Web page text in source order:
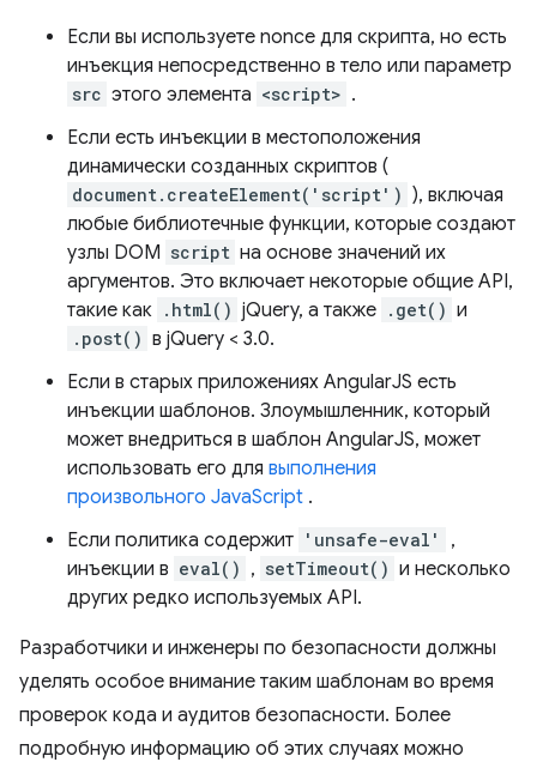
Если вы используете nonce для скрипта, но есть
инъекция непосредственно в тело или параметр
src этого элемента <script> .
Если есть инъекции в местоположения
динамически созданных скриптов (
document.createElement('script') ), включая
любые библиотечные функции, которые создают
узлы DOM script на основе значений их
аргументов. Это включает некоторые общие API,
такие как .html() jQuery, а также .get() и
.post() в jQuery < 3.0.
Если в старых приложениях AngularJS есть
инъекции шаблонов. Злоумышленник, который
может внедриться в шаблон AngularJS, может
использовать его для выполнения
произвольного JavaScript .
Если политика содержит 'unsafe-eval'
,
инъекции в eval() , setTimeout() и несколько
других редко используемых API.
Разработчики и инженеры по безопасности должны
уделять особое внимание таким шаблонам во время
проверок кода и аудитов безопасности. Более
подробную информацию об этих случаях можно